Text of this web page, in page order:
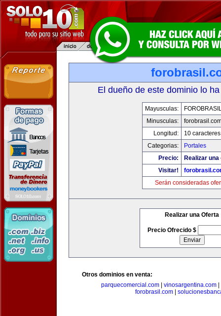
El dueño de este dominio lo
Mayusculas:
Minusculas:
Longitud:
10 caracteres
Categorias:
Portales
Precio:
Realizar
Visitar!
Serán consideradas
Realizar una Oferta
Precio Ofrecido $
Otros dominios en venta:
parquecomercial.com
vinosargentina.com
forobrasil.com|